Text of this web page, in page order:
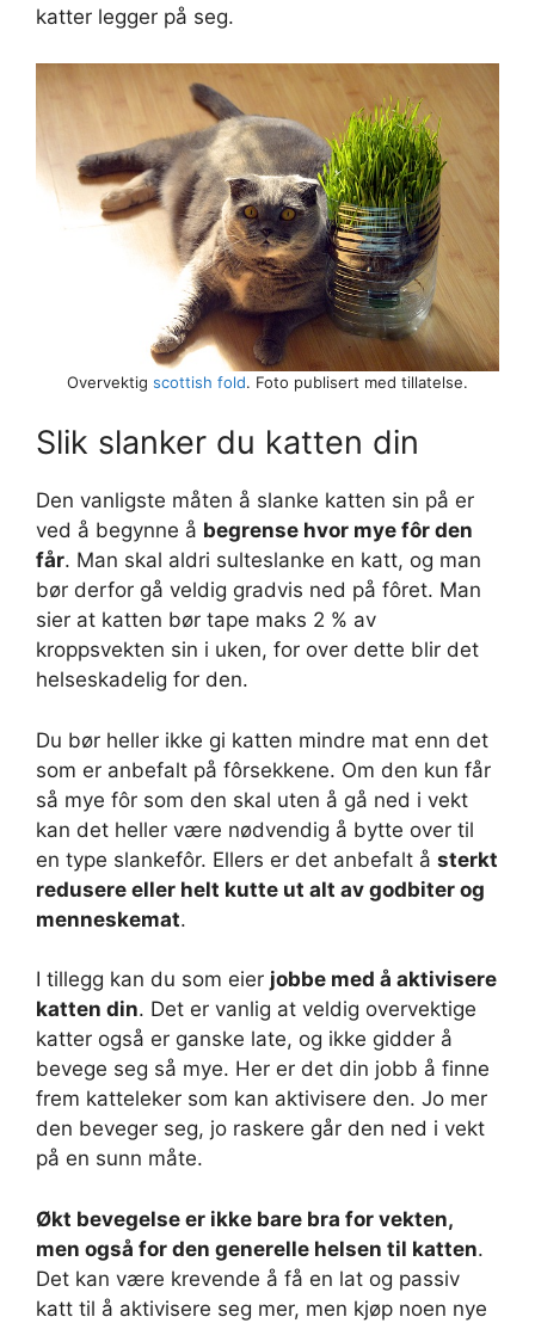
katter legger på seg.
Overvektig scottish fold. Foto publisert med tillatelse.
Slik slanker du katten din
Den vanligste måten å slanke katten sin på er
ved å begynne å begrense hvor mye fôr den
får. Man skal aldri sulteslanke en katt, og man
bør derfor gå veldig gradvis ned på fôret. Man
sier at katten bør tape maks 2 % av
kroppsvekten sin i uken, for over dette blir det
helseskadelig for den.
Du bør heller ikke gi katten mindre mat enn det
som er anbefalt på fôrsekkene. Om den kun får
så mye fôr som den skal uten å gå ned i vekt
kan det heller være nødvendig å bytte over til
en type slankefôr. Ellers er det anbefalt å sterkt
redusere eller helt kutte ut alt av godbiter og
menneskemat.
I tillegg kan du som eier jobbe med å aktivisere
katten din. Det er vanlig at veldig overvektige
katter også er ganske late, og ikke gidder å
bevege seg så mye. Her er det din jobb å finne
frem katteleker som kan aktivisere den. Jo mer
den beveger seg, jo raskere går den ned i vekt
på en sunn måte.
Økt bevegelse er ikke bare bra for vekten,
men også for den generelle helsen til katten.
Det kan være krevende å få en lat og passiv
katt til å aktivisere seg mer, men kjøp noen nye